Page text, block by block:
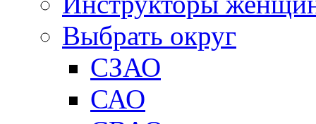
Выбрать округ
СЗАО
САО